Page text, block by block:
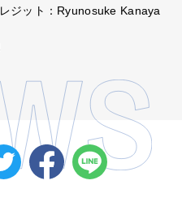
ジット：Ryunosuke Kanaya